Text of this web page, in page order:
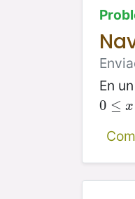
En
0 ≤ x
0 ≤x ≤